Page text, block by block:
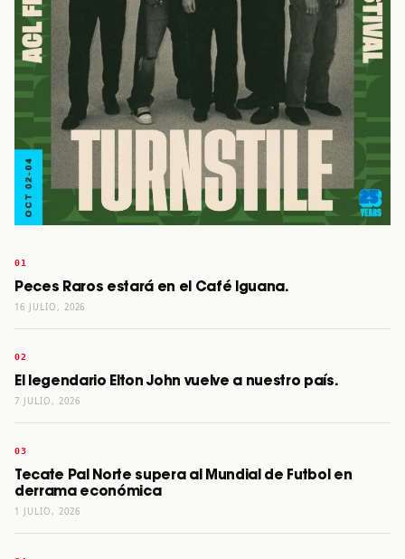
Peces Raros estará en el Café Iguana.
16 JULIO, 2026
El legendario Elton John vuelve a nuestro país.
7 JULIO, 2026
Tecate Pal Norte supera al Mundial de Futbol en
derrama económica
1 JULIO, 2026